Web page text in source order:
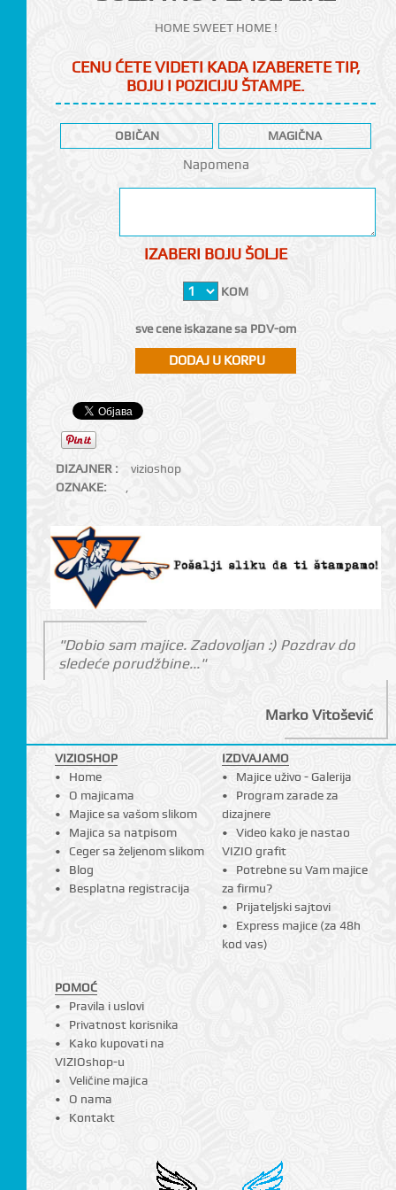
HOME SWEET HOME !
CENU ĆETE VIDETI KADA IZABERETE TIP,
BOJU I POZICIJU ŠTAMPE.
OBIČAN MAGIČNA
Napomena
IZABERI BOJU ŠOLJE
KOM
sve cene iskazane sa PDV-om
DIZAJNER :
vizioshop
OZNAKE:
"Dobio sam majice. Zadovoljan :) Pozdrav do
sledeće porudžbine..."
Marko Vitošević
VIZIOSHOP
Home
O majicama
Majice sa vašom slikom
Majica sa natpisom
Ceger sa željenom slikom
Blog
Besplatna registracija
IZDVAJAMO
Majice uživo - Galerija
Program zarade za
dizajnere
Video kako je nastao
VIZIO grafit
Potrebne su Vam majice
za firmu?
Prijateljski sajtovi
Express majice (za 48h
kod vas)
POMOĆ
Pravila i uslovi
Privatnost korisnika
Kako kupovati na
VIZIOshop-u
Veličine majica
O nama
Kontakt